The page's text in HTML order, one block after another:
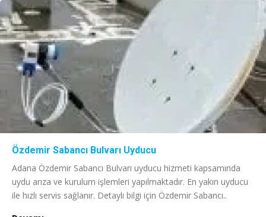
Özdemir Sabancı Bulvarı Uyducu
Adana Özdemir Sabancı Bulvarı uyducu hizmeti kapsamında
uydu arıza ve kurulum işlemleri yapılmaktadır. En yakın uyducu
ile hızlı servis sağlanır. Detaylı bilgi için Özdemir Sabancı..